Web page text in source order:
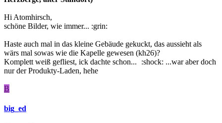
Hi Atomhirsch,
schöne Bilder, wie immer... :grin:
Haste auch mal in das kleine Gebäude gekuckt, das aussieht als
wärs mal sowas wie die Kapelle gewesen (kh26)?
Komplett weiß gefliest, ick dachte schon...
:shock: ...war aber doch
nur der Produkty-Laden, hehe
B
big_ed